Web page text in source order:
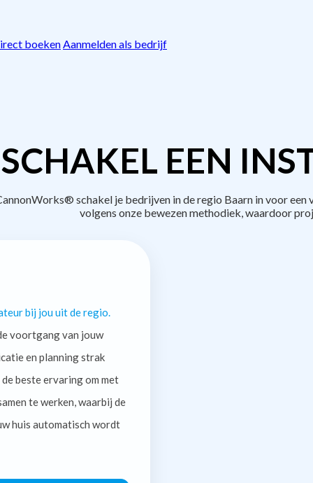
boekenAanmelden als bedrijf
SCHAKEL EEN
schakel je bedrijven in de regio Baarn in voor
volgens onze bewezen methodiek, waardoor
bij jou uit de regio.
voortgang van jouw
en planning strak
beste ervaring om met
te werken, waarbij de
huis automatisch wordt